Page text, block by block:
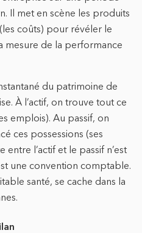
Il met en scène les produits
coûts) pour révéler le
mesure de la performance
du patrimoine de
À l’actif, on trouve tout ce
emplois). Au passif, on
ces possessions (ses
entre l’actif et le passif n’est
une convention comptable.
santé, se cache dans la